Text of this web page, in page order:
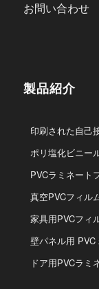
お問い合わせ
製品紹介
印刷された自己
ポリ塩化ビニー
PVCラミネート
真空PVCフィル
家具用PVCフィ
壁パネル用 PVC
ドア用PVCラミ